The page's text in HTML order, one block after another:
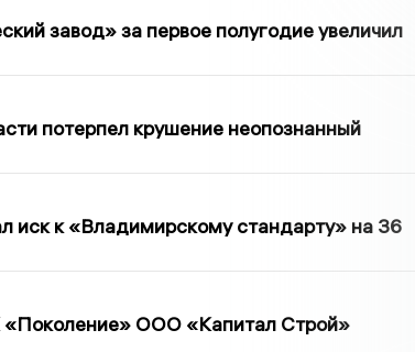
завод» за первое полугодие увеличил
потерпел крушение неопознанный
иск к «Владимирскому стандарту» на 36
ООО «Капитал Строй»